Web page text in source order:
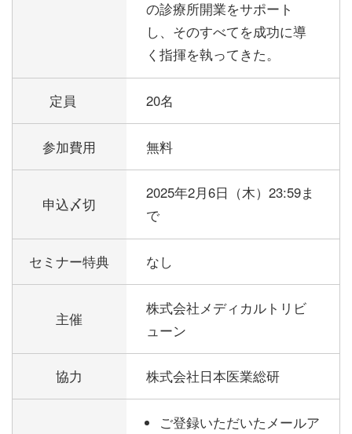
の診療所開業をサポート
し、そのすべてを成功に導
く指揮を執ってきた。
定員 20名
参加費用 無料
申込〆切
2025年2月6日（木）23:59ま
で
セミナー特典 なし
主催
株式会社メディカルトリビ
ューン
協力 株式会社日本医業総研
ご登録いただいたメールア